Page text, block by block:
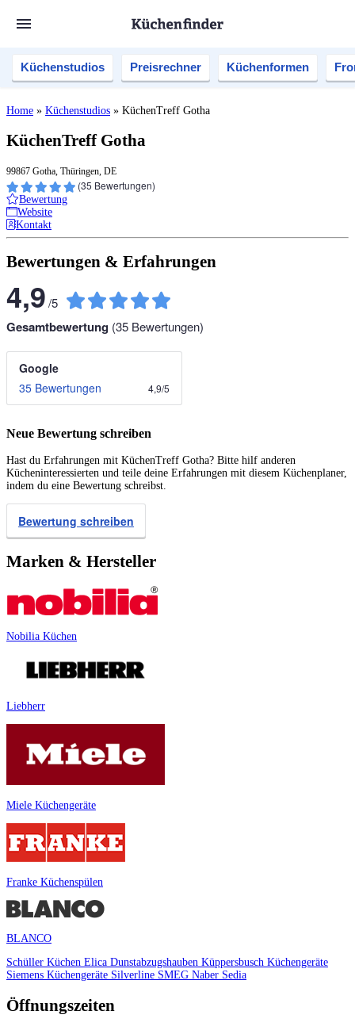
Küchenstudios Preisrechner Küchenformen
Home » Küchenstudios » KüchenTreff Gotha
KüchenTreff Gotha
99867 Gotha, Thüringen, DE
(35 Bewertungen)
Bewertung
Website
Kontakt
Bewertungen & Erfahrungen
4,9/5
Gesamtbewertung (35 Bewertungen)
Google
35 Bewertungen
4,9/5
Neue Bewertung schreiben
Hast du Erfahrungen mit KüchenTreff Gotha? Bitte hilf anderen
Kücheninteressierten und teile deine Erfahrungen mit diesem Küchenplaner,
indem du eine Bewertung schreibst.
Bewertung schreiben
Marken & Hersteller
Nobilia Küchen
Liebherr
Miele Küchengeräte
Franke Küchenspülen
BLANCO
Schüller Küchen Elica Dunstabzugshauben Küppersbusch Küchengeräte
Siemens Küchengeräte Silverline SMEG Naber Sedia
Öffnungszeiten